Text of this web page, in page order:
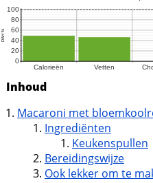
Inhoud
Macaroni met
Ingrediënten
Keukenspullen
Bereidingswijze
Ook lekker om te